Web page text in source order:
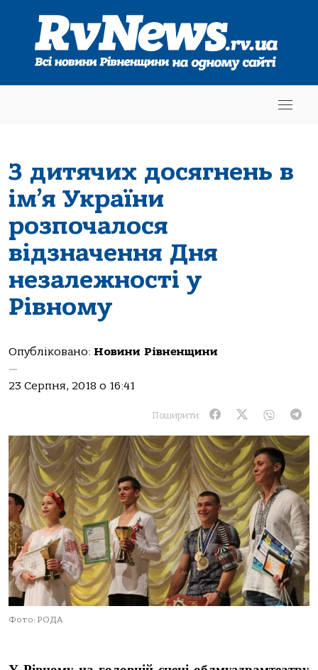
З дитячих досягнень в
ім’я України
розпочалося
відзначення Дня
незалежності у
Рівному
Опубліковано: Новини Рівненщини
—
23 Серпня, 2018 о 16:41
Поширити:
Фото: РОДА